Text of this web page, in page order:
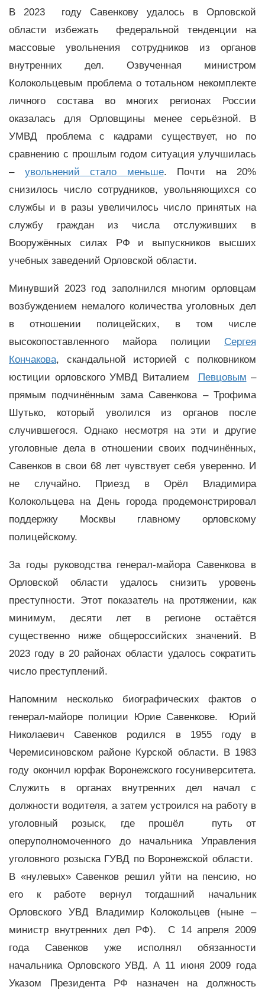
В 2023 году Савенкову удалось в Орловской
области избежать федеральной тенденции на
массовые увольнения сотрудников из органов
внутренних дел. Озвученная министром
Колокольцевым проблема о тотальном некомплекте
личного состава во многих регионах России
оказалась для Орловщины менее серьёзной. В
УМВД проблема с кадрами существует, но по
сравнению с прошлым годом ситуация улучшилась
– увольнений стало меньше. Почти на 20%
снизилось число сотрудников, увольняющихся со
службы и в разы увеличилось число принятых на
службу граждан из числа отслуживших в
Вооружённых силах РФ и выпускников высших
учебных заведений Орловской области.
Минувший 2023 год заполнился многим орловцам
возбуждением немалого количества уголовных дел
в отношении полицейских, в том числе
высокопоставленного майора полиции Сергея
Кончакова, скандальной историей с полковником
юстиции орловского УМВД Виталием Певцовым –
прямым подчинённым зама Савенкова – Трофима
Шутько, который уволился из органов после
случившегося. Однако несмотря на эти и другие
уголовные дела в отношении своих подчинённых,
Савенков в свои 68 лет чувствует себя уверенно. И
не случайно. Приезд в Орёл Владимира
Колокольцева на День города продемонстрировал
поддержку Москвы главному орловскому
полицейскому.
За годы руководства генерал-майора Савенкова в
Орловской области удалось снизить уровень
преступности. Этот показатель на протяжении, как
минимум, десяти лет в регионе остаётся
существенно ниже общероссийских значений. В
2023 году в 20 районах области удалось сократить
число преступлений.
Напомним несколько биографических фактов о
генерал-майоре полиции Юрие Савенкове. Юрий
Николаевич Савенков родился в 1955 году в
Черемисиновском районе Курской области. В 1983
году окончил юрфак Воронежского госуниверситета.
Служить в органах внутренних дел начал с
должности водителя, а затем устроился на работу в
уголовный розыск, где прошёл путь от
оперуполномоченного до начальника Управления
уголовного розыска ГУВД по Воронежской области.
В «нулевых» Савенков решил уйти на пенсию, но
его к работе вернул тогдашний начальник
Орловского УВД Владимир Колокольцев (ныне –
министр внутренних дел РФ). С 14 апреля 2009
года Савенков уже исполнял обязанности
начальника Орловского УВД. А 11 июня 2009 года
Указом Президента РФ назначен на должность